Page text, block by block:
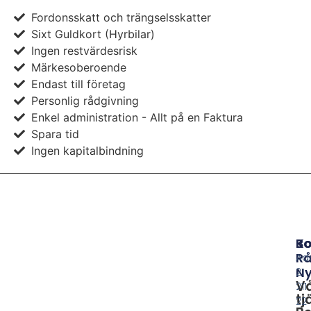
Fordonsskatt och trängselsskatter
Sixt Guldkort (Hyrbilar)
Ingen restvärdesrisk
Märkesoberoende
Endast till företag
Personlig rådgivning
Enkel administration - Allt på en Faktura
Spara tid
Ingen kapitalbindning
21
211
22